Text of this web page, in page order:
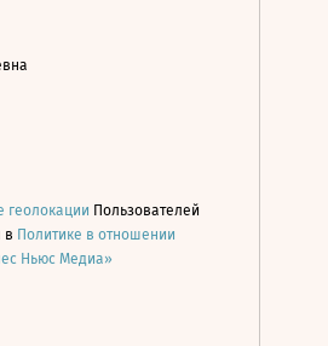
геолокации Пользователей
в Политике в отношении
Ньюс Медиа»